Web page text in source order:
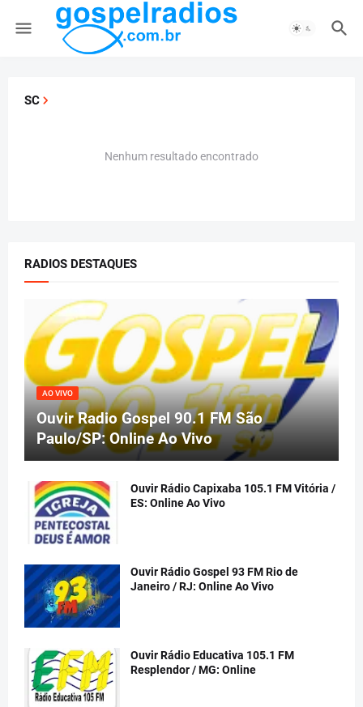
SC
Nenhum resultado encontrado
RADIOS DESTAQUES
AO VIVO
Ouvir Radio Gospel 90.1 FM São
Paulo/SP: Online Ao Vivo
Ouvir Rádio Capixaba 105.1 FM Vitória /
ES: Online Ao Vivo
Ouvir Rádio Gospel 93 FM Rio de
Janeiro / RJ: Online Ao Vivo
Ouvir Rádio Educativa 105.1 FM
Resplendor / MG: Online